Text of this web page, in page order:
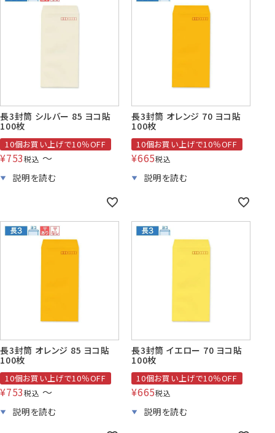
長3封筒 シルバー 85 ヨコ貼
100枚
10個お買い上げで10％OFF
¥753税込 〜
長3封筒 オレンジ 70 ヨコ貼
100枚
10個お買い上げで10％OFF
¥665税込
長3封筒 オレンジ 85 ヨコ貼
100枚
10個お買い上げで10％OFF
¥753税込 〜
長3封筒 イエロー 70 ヨコ貼
100枚
10個お買い上げで10％OFF
¥665税込